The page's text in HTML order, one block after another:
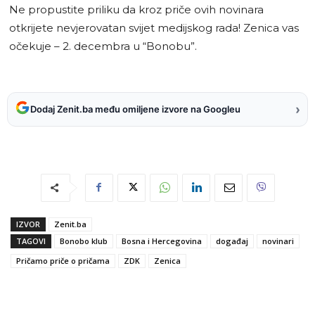
Ne propustite priliku da kroz priče ovih novinara
otkrijete nevjerovatan svijet medijskog rada! Zenica vas
očekuje – 2. decembra u “Bonobu”.
Dodaj Zenit.ba među omiljene izvore na Googleu ›
IZVOR
Zenit.ba
TAGOVI
Bonobo klub Bosna i Hercegovina događaj
novinari
Pričamo priče o pričama
ZDK Zenica